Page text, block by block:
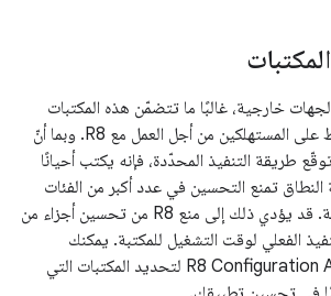
خارجية، غالبًا ما تتضمّن هذه المكتبات
قواعد خاصة بها للحفاظ على المستهلكين من أجل العمل مع R8. وبما أنّ
طريقة التنفيذ المحدّدة، فإنه يكتب أحيانًا
تمنع التحسين في عدد أكبر من الفئات
والحقول والطرق اللازمة. قد يؤدي ذلك إلى منع R8 من تحسين أجزاء من
الفعلي لوقت التشغيل للمكتبة. يمكنك
استخدام أداة R8 Configuration Analyzer لتحديد المكتبات التي